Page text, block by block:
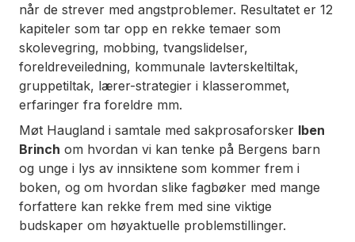
når de strever med angstproblemer. Resultatet er 12
kapiteler som tar opp en rekke temaer som
skolevegring, mobbing, tvangslidelser,
foreldreveiledning, kommunale lavterskeltiltak,
gruppetiltak, lærer-strategier i klasserommet,
erfaringer fra foreldre mm.
Møt Haugland i samtale med sakprosaforsker Iben
Brinch om hvordan vi kan tenke på Bergens barn
og unge i lys av innsiktene som kommer frem i
boken, og om hvordan slike fagbøker med mange
forfattere kan rekke frem med sine viktige
budskaper om høyaktuelle problemstillinger.